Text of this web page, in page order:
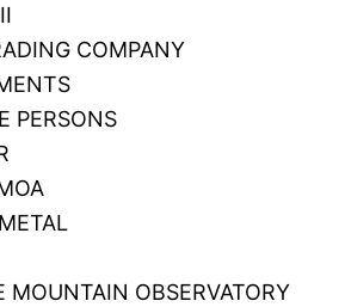
COMPANY
PERSONS
MOUNTAIN OBSERVATORY